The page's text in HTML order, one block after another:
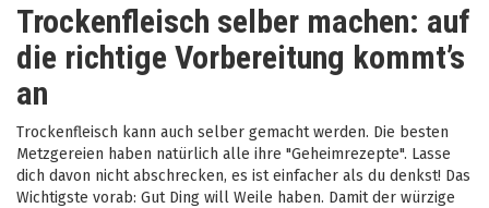
Trockenfleisch selber machen: auf
die richtige Vorbereitung kommt’s
an
Trockenfleisch kann auch selber gemacht werden. Die besten
Metzgereien haben natürlich alle ihre "Geheimrezepte". Lasse
dich davon nicht abschrecken, es ist einfacher als du denkst! Das
Wichtigste vorab: Gut Ding will Weile haben. Damit der würzige